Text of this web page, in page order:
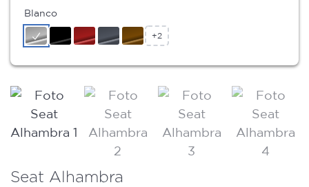
Blanco
+2
Seat Alhambra